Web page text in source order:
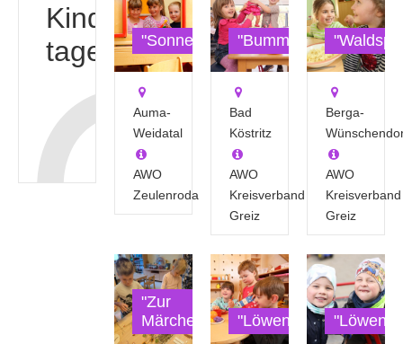
Kinder-
tagesstätten"Sonnenschein"
Auma-
Weidatal
AWO
Zeulenroda
"Bummi"
Bad
Köstritz
AWO
Kreisverband
Greiz
Berga-
AWO
Kreisverband
Greiz
"Zur
Märchenbuche""Löwenzahn"